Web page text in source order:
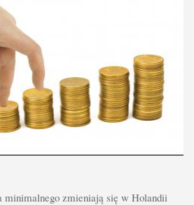
minimalnego zmieniają się w Holandii